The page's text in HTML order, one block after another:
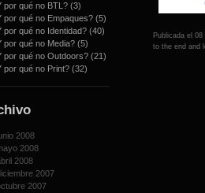
por qué no BTL?(3)
por qué no Empaques?(5)
por qué no Identidad?(40)
por qué no Media?(5)
por qué no Outdoors?(21)
por qué no Print?(32)
2008
2008
2008
2007
2007
Publicada el
to the end and